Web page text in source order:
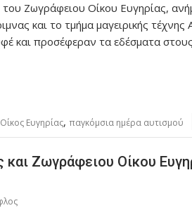
Ζωγράφειου Οίκου Ευγηρίας,
και το τμήμα μαγειρικής
και προσέφεραν τα εδέσματα
Ευγηρίας, παγκόμσια ημέρα αυτισμού
και Ζωγράφειου Οίκου